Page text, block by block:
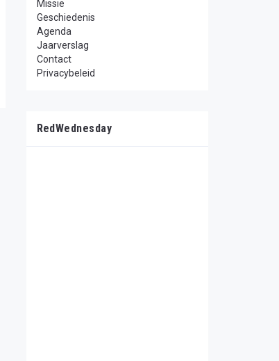
Missie
Geschiedenis
Agenda
Jaarverslag
Contact
Privacybeleid
RedWednesday